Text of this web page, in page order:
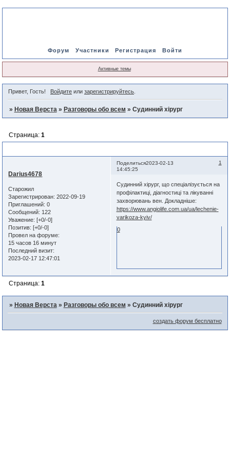
Форум Участники Регистрация Войти
Активные темы
Привет, Гость! Войдитеили зарегистрируйтесь.
» Новая Верста » Разговоры обо всем » Судинний хірург
Страница: 1
Поделиться 1
2023-02-13
14:45:25
Darius4678
Старожил
Зарегистрирован: 2022-09-19
Приглашений: 0
Сообщений: 122
Уважение: [+0/-0]
Позитив: [+0/-0]
Провел на форуме:
15 часов 16 минут
Последний визит:
2023-02-17 12:47:01
Судинний хірург, що спеціалізується на
профілактиці, діагностиці та лікуванні
захворювань вен. Докладніше:
https://www.angiolife.com.ua/ua/lechenie-
varikoza-kyiv/
0
Страница: 1
» Новая Верста » Разговоры обо всем » Судинний хірург
создать форум бесплатно